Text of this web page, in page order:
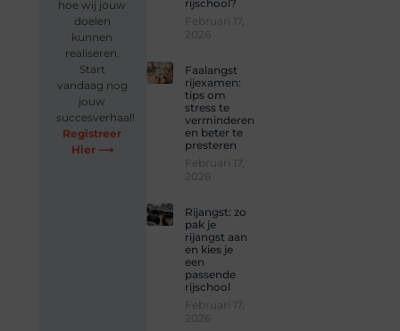
rijschool?
Faalangst
rijexamen:
tips om
stress te
verminderen
en beter te
presteren
Rijangst: zo
pak je
rijangst aan
en kies je
een
passende
rijschool
hoe wij jouw
doelen
kunnen
realiseren.
Start
vandaag nog
jouw
succesverhaal!
Registreer
Hier ⟶